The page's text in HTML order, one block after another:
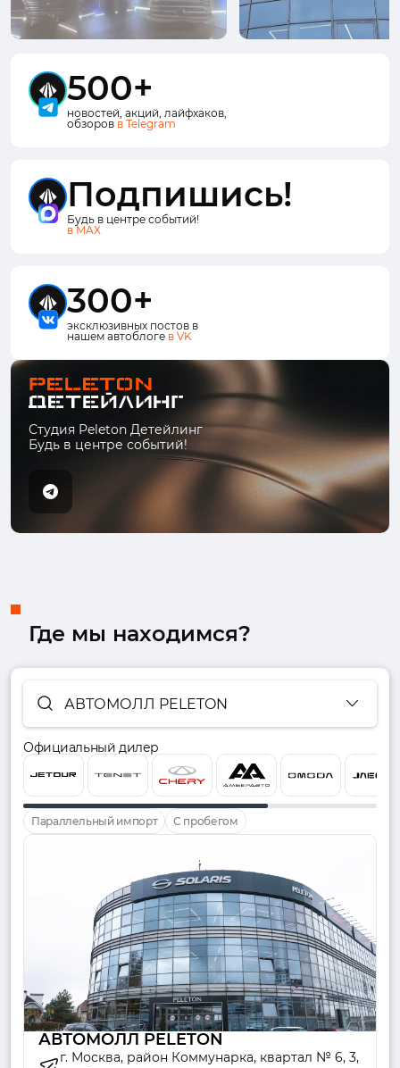
500+
новостей, акций, лайфхаков,
обзоров в Telegram
Подпишись!
Будь в центре событий!
в MAX
300+
эксклюзивных постов в
нашем автоблоге в VK
Студия Peleton Детейлинг
Будь в центре событий!
Где мы находимся?
АВТОМОЛЛ PELETON
Официальный дилер
Параллельный импорт С пробегом
АВТОМОЛЛ PELETON
г. Москва, район Коммунарка, квартал № 6, 3,